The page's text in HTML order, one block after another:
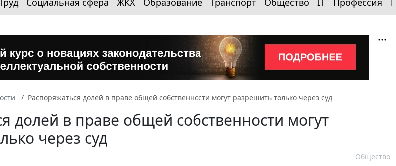
Распоряжаться долей в праве общей собственности могут разрешить только через суд
долей в праве общей собственности могут
через суд
Общество